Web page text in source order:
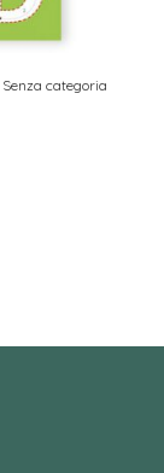
Senza categoria